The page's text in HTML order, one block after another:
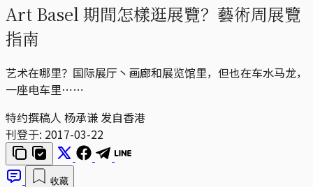
Art Basel 期間怎樣逛展覽？藝術周展覽
指南
艺术在哪里？国际展厅丶画廊和展览馆里，但也在车水马龙，
一座电车里⋯⋯
特约撰稿人 杨承谦 发自香港
刊登于: 2017-03-22
收藏